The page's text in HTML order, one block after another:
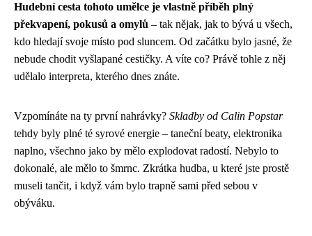
Hudební cesta tohoto umělce je vlastně příběh plný
překvapení, pokusů a omylů – tak nějak, jak to bývá u všech,
kdo hledají svoje místo pod sluncem. Od začátku bylo jasné, že
nebude chodit vyšlapané cestičky. A víte co? Právě tohle z něj
udělalo interpreta, kterého dnes znáte.
Vzpomínáte na ty první nahrávky? Skladby od Calin Popstar
tehdy byly plné té syrové energie – taneční beaty, elektronika
naplno, všechno jako by mělo explodovat radostí. Nebylo to
dokonalé, ale mělo to šmrnc. Zkrátka hudba, u které jste prostě
museli tančit, i když vám bylo trapně sami před sebou v
obýváku.